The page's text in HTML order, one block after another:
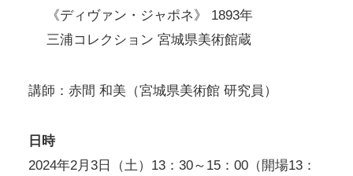
《ディヴァン・ジャポネ》 1893年
三浦コレクション 宮城県美術館蔵
講師：赤間 和美（宮城県美術館 研究員）
日時
2024年2月3日（土）13：30～15：00（開場13：